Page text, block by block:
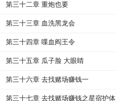
第三十二章 重炮也要
第三十三章 血洗黑龙会
第三十四章 喋血阎王令
第三十五章 瓜子脸 大眼睛
第三十六章 去找赌场赚钱一
第三十七章 去找赌场赚钱之星宿护体